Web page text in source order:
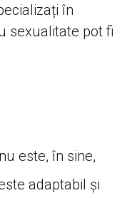
în
sexualitate pot fi
este, în sine,
adaptabil și